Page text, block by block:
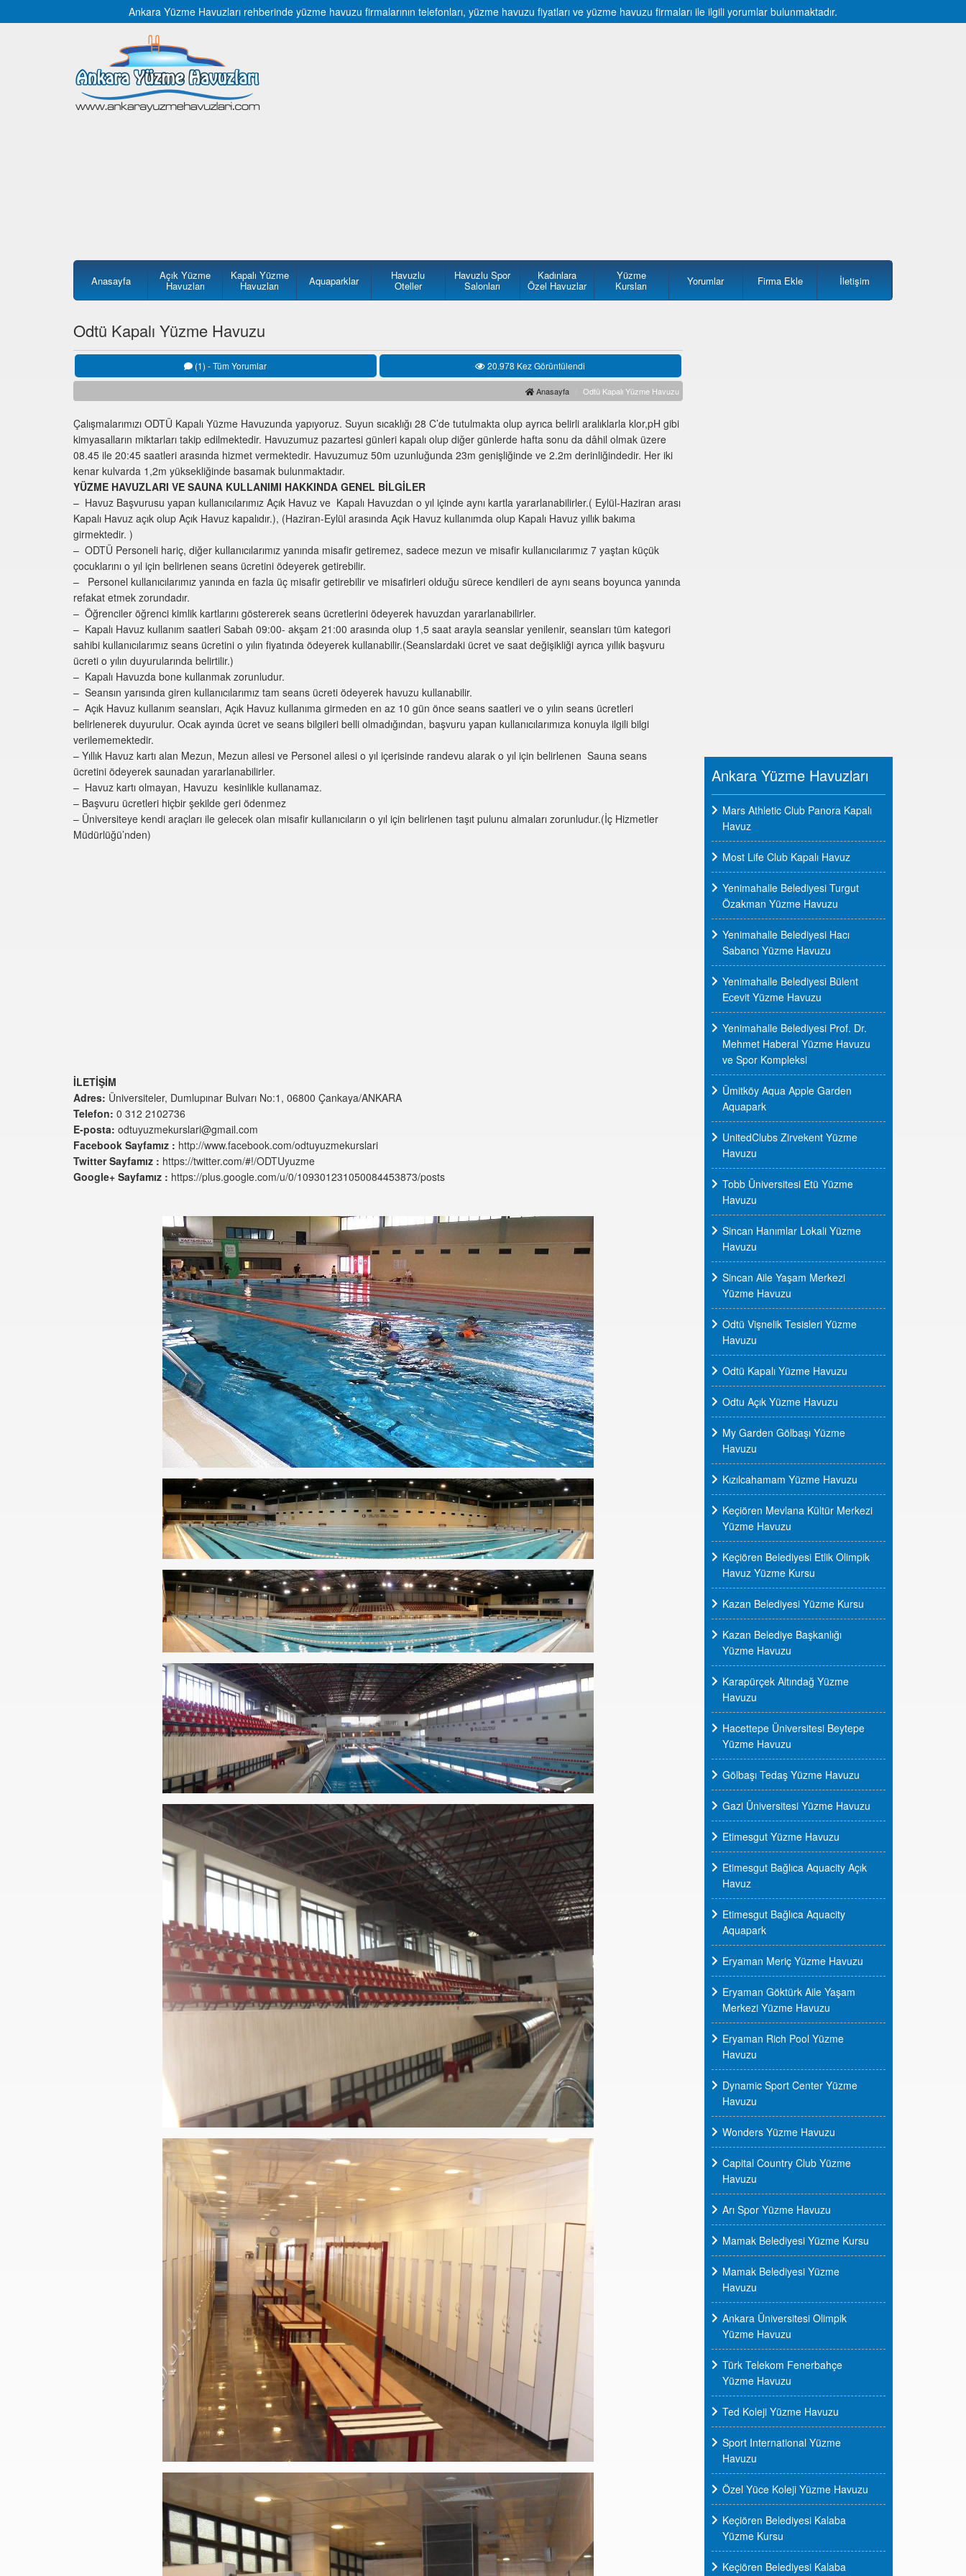
Ankara Yüzme Havuzları rehberinde yüzme havuzu firmalarının telefonları, yüzme havuzu fiyatları ve yüzme havuzu firmaları ile ilgili yorumlar bulunmaktadır.
Anasayfa Açık Yüzme
Havuzları
Kapalı Yüzme
Havuzları Aquaparklar Havuzlu
Oteller
Havuzlu Spor
Salonları
Kadınlara
Özel Havuzlar
Yüzme
Kursları Yorumlar Firma Ekle İletişim
Odtü Kapalı Yüzme Havuzu
(1) - Tüm Yorumlar 20.978 Kez Görüntülendi
Anasayfa Odtü Kapalı Yüzme Havuzu
Çalışmalarımızı ODTÜ Kapalı Yüzme Havuzunda yapıyoruz. Suyun sıcaklığı 28 C’de tutulmakta olup ayrıca belirli aralıklarla klor,pH gibi
kimyasalların miktarları takip edilmektedir. Havuzumuz pazartesi günleri kapalı olup diğer günlerde hafta sonu da dâhil olmak üzere
08.45 ile 20:45 saatleri arasında hizmet vermektedir. Havuzumuz 50m uzunluğunda 23m genişliğinde ve 2.2m derinliğindedir. Her iki
kenar kulvarda 1,2m yüksekliğinde basamak bulunmaktadır.
YÜZME HAVUZLARI VE SAUNA KULLANIMI HAKKINDA GENEL BİLGİLER
– Havuz Başvurusu yapan kullanıcılarımız Açık Havuz ve Kapalı Havuzdan o yıl içinde aynı kartla yararlanabilirler.( Eylül-Haziran arası
Kapalı Havuz açık olup Açık Havuz kapalıdır.), (Haziran-Eylül arasında Açık Havuz kullanımda olup Kapalı Havuz yıllık bakıma
girmektedir. )
– ODTÜ Personeli hariç, diğer kullanıcılarımız yanında misafir getiremez, sadece mezun ve misafir kullanıcılarımız 7 yaştan küçük
çocuklarını o yıl için belirlenen seans ücretini ödeyerek getirebilir.
– Personel kullanıcılarımız yanında en fazla üç misafir getirebilir ve misafirleri olduğu sürece kendileri de aynı seans boyunca yanında
refakat etmek zorundadır.
– Öğrenciler öğrenci kimlik kartlarını göstererek seans ücretlerini ödeyerek havuzdan yararlanabilirler.
– Kapalı Havuz kullanım saatleri Sabah 09:00- akşam 21:00 arasında olup 1,5 saat arayla seanslar yenilenir, seansları tüm kategori
sahibi kullanıcılarımız seans ücretini o yılın fiyatında ödeyerek kullanabilir.(Seanslardaki ücret ve saat değişikliği ayrıca yıllık başvuru
ücreti o yılın duyurularında belirtilir.)
– Kapalı Havuzda bone kullanmak zorunludur.
– Seansın yarısında giren kullanıcılarımız tam seans ücreti ödeyerek havuzu kullanabilir.
– Açık Havuz kullanım seansları, Açık Havuz kullanıma girmeden en az 10 gün önce seans saatleri ve o yılın seans ücretleri
belirlenerek duyurulur. Ocak ayında ücret ve seans bilgileri belli olmadığından, başvuru yapan kullanıcılarımıza konuyla ilgili bilgi
verilememektedir.
– Yıllık Havuz kartı alan Mezun, Mezun ailesi ve Personel ailesi o yıl içerisinde randevu alarak o yıl için belirlenen Sauna seans
ücretini ödeyerek saunadan yararlanabilirler.
– Havuz kartı olmayan, Havuzu kesinlikle kullanamaz.
– Başvuru ücretleri hiçbir şekilde geri ödenmez
– Üniversiteye kendi araçları ile gelecek olan misafir kullanıcıların o yıl için belirlenen taşıt pulunu almaları zorunludur.(İç Hizmetler
Müdürlüğü’nden)
İLETİŞİM
Adres: Üniversiteler, Dumlupınar Bulvarı No:1, 06800 Çankaya/ANKARA
Telefon: 0 312 2102736
E-posta: odtuyuzmekurslari@gmail.com
Facebook Sayfamız : http://www.facebook.com/odtuyuzmekurslari
Twitter Sayfamız : https://twitter.com/#!/ODTUyuzme
Google+ Sayfamız : https://plus.google.com/u/0/109301231050084453873/posts
Ankara Yüzme Havuzları
Mars Athletic Club Panora Kapalı
Havuz
Most Life Club Kapalı Havuz
Yenimahalle Belediyesi Turgut
Özakman Yüzme Havuzu
Yenimahalle Belediyesi Hacı
Sabancı Yüzme Havuzu
Yenimahalle Belediyesi Bülent
Ecevit Yüzme Havuzu
Yenimahalle Belediyesi Prof. Dr.
Mehmet Haberal Yüzme Havuzu
ve Spor Kompleksi
Ümitköy Aqua Apple Garden
Aquapark
UnitedClubs Zirvekent Yüzme
Havuzu
Tobb Üniversitesi Etü Yüzme
Havuzu
Sincan Hanımlar Lokali Yüzme
Havuzu
Sincan Aile Yaşam Merkezi
Yüzme Havuzu
Odtü Vişnelik Tesisleri Yüzme
Havuzu
Odtü Kapalı Yüzme Havuzu
Odtu Açık Yüzme Havuzu
My Garden Gölbaşı Yüzme
Havuzu
Kızılcahamam Yüzme Havuzu
Keçiören Mevlana Kültür Merkezi
Yüzme Havuzu
Keçiören Belediyesi Etlik Olimpik
Havuz Yüzme Kursu
Kazan Belediyesi Yüzme Kursu
Kazan Belediye Başkanlığı
Yüzme Havuzu
Karapürçek Altındağ Yüzme
Havuzu
Hacettepe Üniversitesi Beytepe
Yüzme Havuzu
Gölbaşı Tedaş Yüzme Havuzu
Gazi Üniversitesi Yüzme Havuzu
Etimesgut Yüzme Havuzu
Etimesgut Bağlıca Aquacity Açık
Havuz
Etimesgut Bağlıca Aquacity
Aquapark
Eryaman Meriç Yüzme Havuzu
Eryaman Göktürk Aile Yaşam
Merkezi Yüzme Havuzu
Eryaman Rich Pool Yüzme
Havuzu
Dynamic Sport Center Yüzme
Havuzu
Wonders Yüzme Havuzu
Capital Country Club Yüzme
Havuzu
Arı Spor Yüzme Havuzu
Mamak Belediyesi Yüzme Kursu
Mamak Belediyesi Yüzme
Havuzu
Ankara Üniversitesi Olimpik
Yüzme Havuzu
Türk Telekom Fenerbahçe
Yüzme Havuzu
Ted Koleji Yüzme Havuzu
Sport International Yüzme
Havuzu
Özel Yüce Koleji Yüzme Havuzu
Keçiören Belediyesi Kalaba
Yüzme Kursu
Keçiören Belediyesi Kalaba